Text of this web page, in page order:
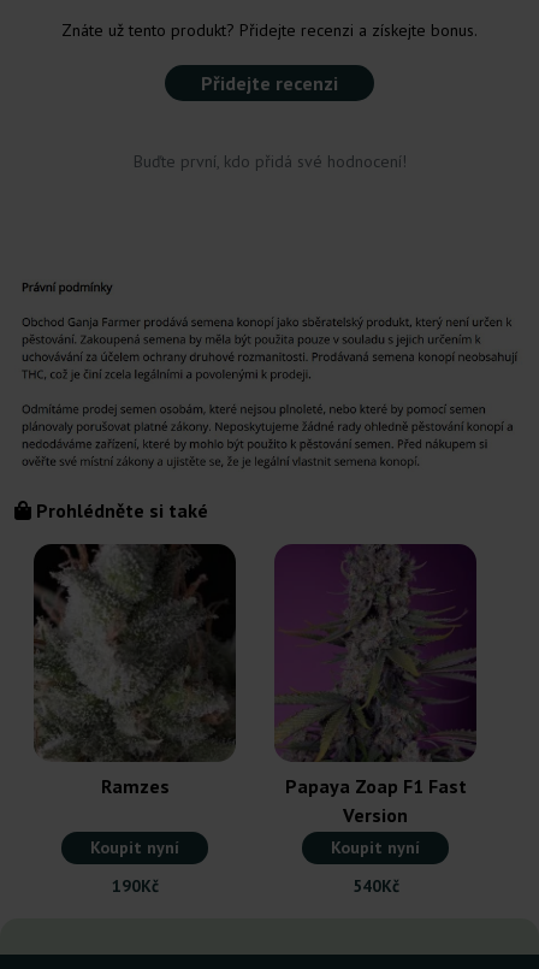
Znáte už tento produkt? Přidejte recenzi a získejte bonus.
Přidejte recenzi
Buďte první, kdo přidá své hodnocení!
Prohlédněte si také
Ramzes
Koupit nyní
190Kč
Papaya Zoap F1 Fast
Version
Koupit nyní
540Kč